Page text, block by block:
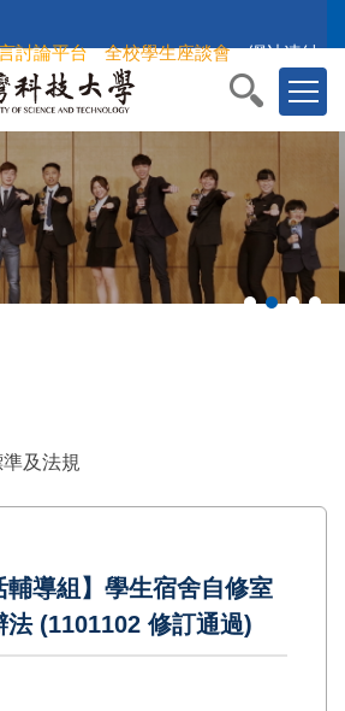
討論平台 全校學生座談會 網站連結
及法規
輔導組】學生宿舍自修室
法 (1101102 修訂通過)